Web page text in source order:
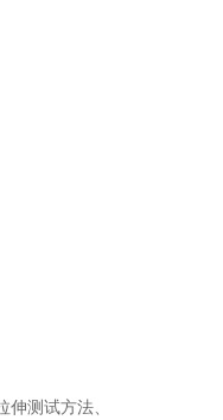
伸测试方法、